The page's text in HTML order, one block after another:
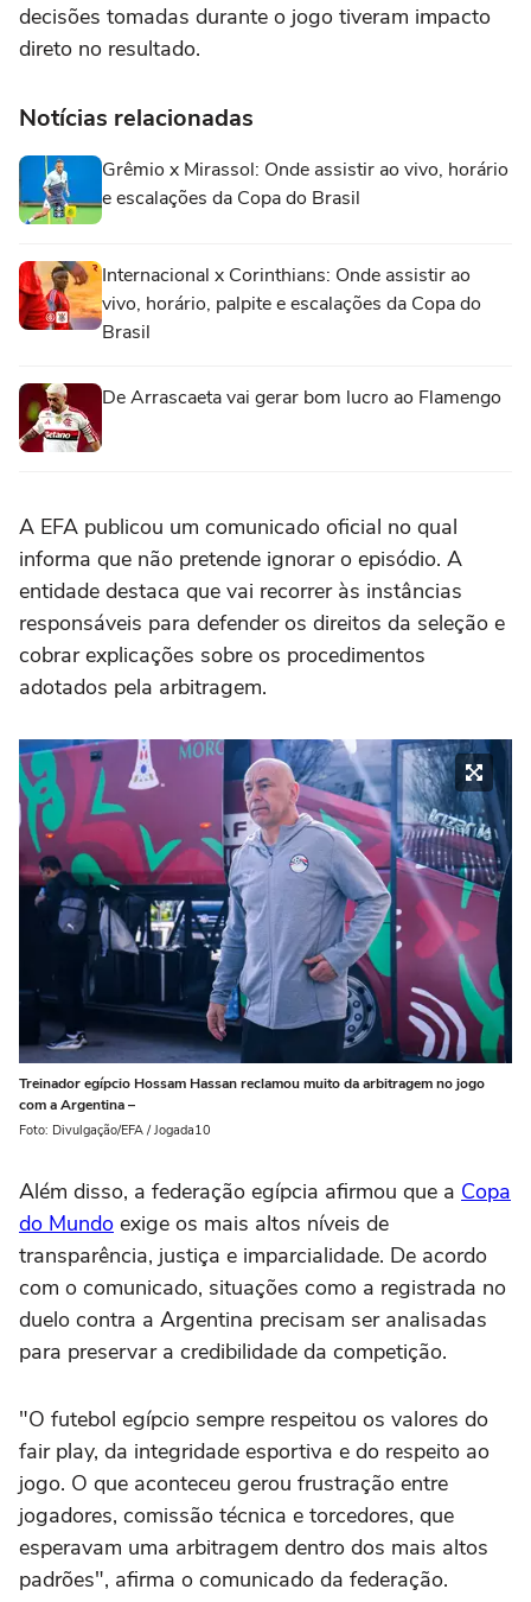
decisões tomadas durante o jogo tiveram impacto
direto no resultado.
Notícias relacionadas
Grêmio x Mirassol: Onde assistir ao vivo, horário
e escalações da Copa do Brasil
Internacional x Corinthians: Onde assistir ao
vivo, horário, palpite e escalações da Copa do
Brasil
De Arrascaeta vai gerar bom lucro ao Flamengo
A EFA publicou um comunicado oficial no qual
informa que não pretende ignorar o episódio. A
entidade destaca que vai recorrer às instâncias
responsáveis para defender os direitos da seleção e
cobrar explicações sobre os procedimentos
adotados pela arbitragem.
Treinador egípcio Hossam Hassan reclamou muito da arbitragem no jogo
com a Argentina –
Foto: Divulgação/EFA / Jogada10
Além disso, a federação egípcia afirmou que a Copa
do Mundo exige os mais altos níveis de
transparência, justiça e imparcialidade. De acordo
com o comunicado, situações como a registrada no
duelo contra a Argentina precisam ser analisadas
para preservar a credibilidade da competição.
"O futebol egípcio sempre respeitou os valores do
fair play, da integridade esportiva e do respeito ao
jogo. O que aconteceu gerou frustração entre
jogadores, comissão técnica e torcedores, que
esperavam uma arbitragem dentro dos mais altos
padrões", afirma o comunicado da federação.